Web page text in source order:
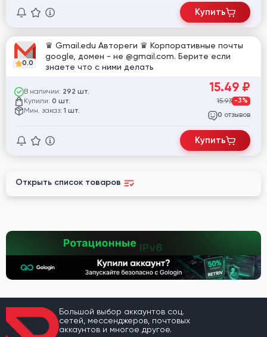
Купить
0.0
♛ Gmail.edu Автореги ♛ Корпоративные почты
google, домен - не @gmail.com. Берите если
знаете что с ними делать
В наличии: 292 шт.
Купили: 0 шт.
Мин. заказ: 1 шт.
15.49 ₽
15.93 -3%
0 отзывов
Купить
Открыть список товаров
Большой выбор аккаунтов соц.
сетей, мессенджеров, почтовых
аккаунтов и многое другое.